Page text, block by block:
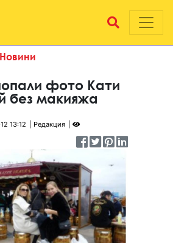
Новини
фото Кати
без макияжа
13:12 Редакция